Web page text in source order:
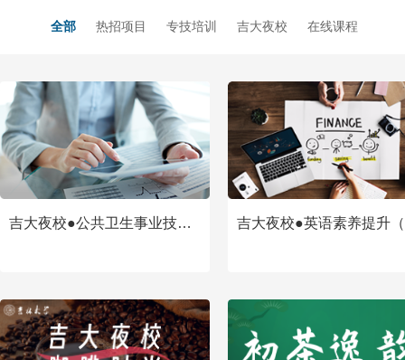
全部 热招项目 专技培训 吉大夜校 在线课程
吉大夜校●公共卫生事业技能提升培训招生简章